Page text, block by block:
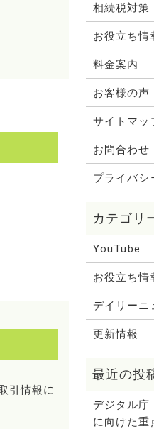
引情報に
相続税対策
お役立ち情
料金案内
お客様の声
サイトマッ
お問合わせ
プライバシ
YouTube
お役立ち情
デイリーニ
更新情報
デジタル庁
に向けた重